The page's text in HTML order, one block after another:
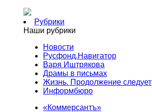
Рубрики
Наши рубрики
Новости
Русфонд.Навигатор
Варя Иштрякова
Драмы в письмах
Жизнь. Продолжение следует
Информбюро
«Коммерсантъ»